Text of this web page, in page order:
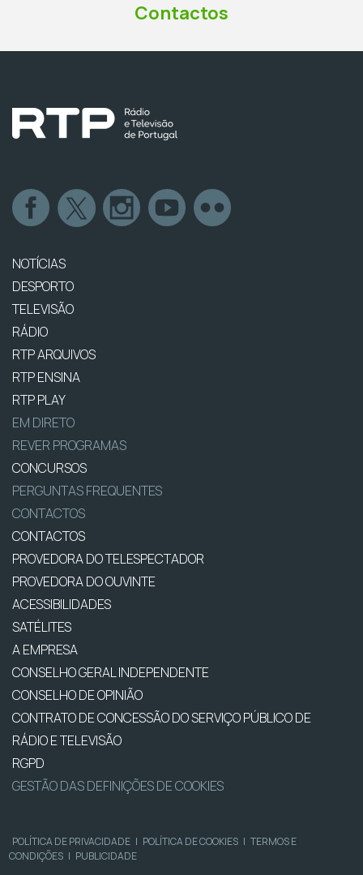
Contactos
NOTÍCIAS
DESPORTO
TELEVISÃO
RÁDIO
RTP ARQUIVOS
RTP ENSINA
RTP PLAY
EM DIRETO
REVER PROGRAMAS
CONCURSOS
PERGUNTAS FREQUENTES
CONTACTOS
CONTACTOS
PROVEDORA DO TELESPECTADOR
PROVEDORA DO OUVINTE
ACESSIBILIDADES
SATÉLITES
A EMPRESA
CONSELHO GERAL INDEPENDENTE
CONSELHO DE OPINIÃO
CONTRATO DE CONCESSÃO DO SERVIÇO PÚBLICO DE
RÁDIO E TELEVISÃO
RGPD
GESTÃO DAS DEFINIÇÕES DE COOKIES
POLÍTICA DE PRIVACIDADE | POLÍTICA DE COOKIES | TERMOS E
CONDIÇÕES | PUBLICIDADE